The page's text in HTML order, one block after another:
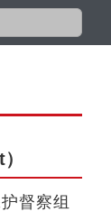
督察组